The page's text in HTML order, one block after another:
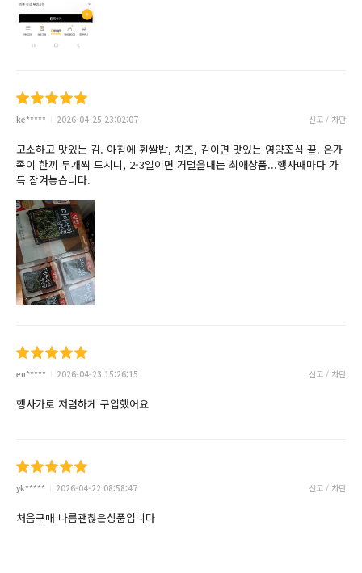
ke***** 2026-04-25 23:02:07 신고 / 차단
고소하고 맛있는 김. 아침에 휜쌀밥, 치즈, 김이면 맛있는 영양조식 끝. 온가
족이 한끼 두개씩 드시니, 2-3일이면 거덜을내는 최애상품...행사때마다 가
득 잠겨놓습니다.
en***** 2026-04-23 15:26:15 신고 / 차단
행사가로 저렴하게 구입했어요
yk***** 2026-04-22 08:58:47 신고 / 차단
처음구매 나름괜찮은상품입니다